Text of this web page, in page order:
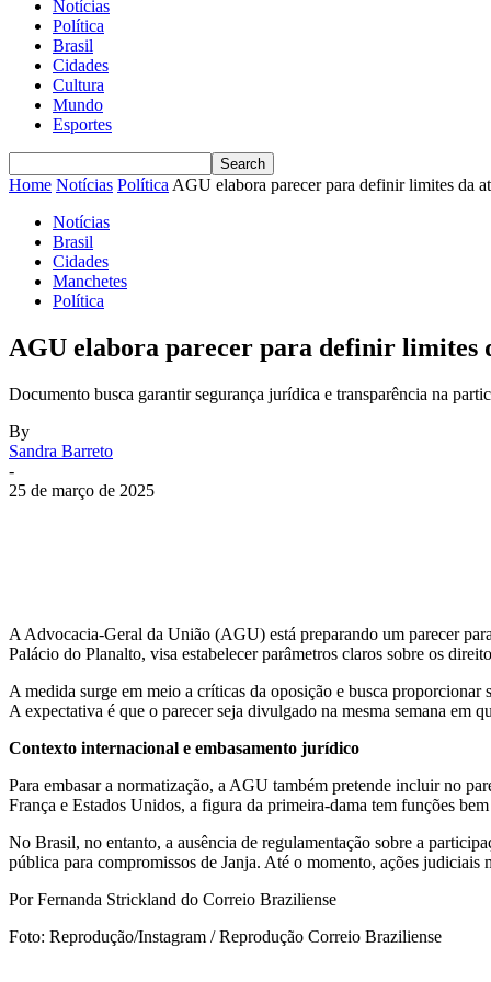
Notícias
Política
Brasil
Cidades
Cultura
Mundo
Esportes
Home Notícias Política AGU elabora parecer para definir limites da
Notícias
Brasil
Cidades
Manchetes
Política
AGU elabora parecer para definir limites
Documento busca garantir segurança jurídica e transparência na
By
Sandra Barreto
-
25 de março de 2025
A Advocacia-Geral da União (AGU) está preparando um parecer
Palácio do Planalto, visa estabelecer parâmetros claros sobre os
A medida surge em meio a críticas da oposição e busca
A expectativa é que o parecer seja divulgado na mesma semana
Contexto internacional e embasamento jurídico
Para embasar a normatização, a AGU também pretende incluir no
França e Estados Unidos, a figura da primeira-dama tem funções
No Brasil, no entanto, a ausência de regulamentação sobre a
pública para compromissos de Janja. Até o momento, ações
Por Fernanda Strickland do Correio Braziliense
Foto: Reprodução/Instagram / Reprodução Correio Braziliense